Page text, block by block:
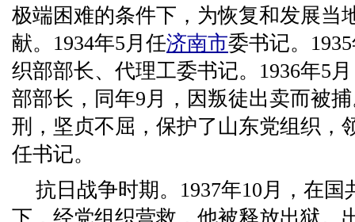
极端困难的条件下，为恢复和发展当
献。1934年5月任济南市委书记。
织部部长、代理工委书记。1936年5
部部长，同年9月，因叛徒出卖而被
刑，坚贞不屈，保护了山东党组织，
任书记。
抗日战争时期。1937年10月，在